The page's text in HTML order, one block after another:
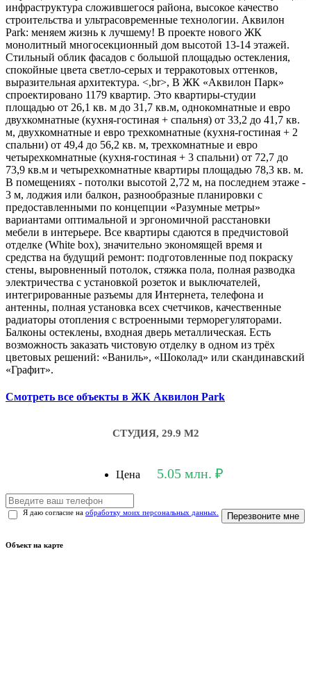
инфраструктура сложившегося района, высокое качество
строительства и ультрасовременные технологии. Аквилон
Park: меняем жизнь к лучшему! В проекте нового ЖК
монолитный многосекционный дом высотой 13-14 этажей.
Стильный облик фасадов с большой площадью остекления,
спокойные цвета светло-серых и терракотовых оттенков,
выразительная архитектура. <,br>, В ЖК «Аквилон Парк»
спроектировано 1179 квартир. Это квартиры-студии
площадью от 26,1 кв. м до 31,7 кв.м, однокомнатные и евро
двухкомнатные (кухня-гостиная + спальня) от 33,2 до 41,7 кв.
м, двухкомнатные и евро трехкомнатные (кухня-гостиная + 2
спальни) от 49,4 до 56,2 кв. м, трехкомнатные и евро
четырехкомнатные (кухня-гостиная + 3 спальни) от 72,7 до
73,9 кв.м и четырехкомнатные квартиры площадью 78,3 кв. м.
В помещениях - потолки высотой 2,72 м, на последнем этаже -
3 м, лоджия или балкон, разнообразные планировки с
предоставленными по концепции «Разумные метры»
вариантами оптимальной и эргономичной расстановки
мебели в интерьере. Все квартиры сдаются в предчистовой
отделке (White box), значительно экономящей время и
средства на будущий ремонт: подготовленные под покраску
стены, выровненный потолок, стяжка пола, полная разводка
электричества с установкой розеток и выключателей,
интегрированные разъемы для Интернета, телефона и
антенны, полная установка всех счетчиков, качественные
радиаторы отопления с встроенными терморегуляторами.
Балконы остеклены, входная дверь металлическая. Есть
возможность заказать чистовую отделку в одном из трёх
цветовых решений: «Ваниль», «Шоколад» или скандинавский
«Графит».
Смотреть все объекты в ЖК Аквилон Park
СТУДИЯ, 29.9 М2
Цена 5.05 млн. ₽
Я даю согласие на обработку моих персональных данных. Перезвоните мне
Объект на карте